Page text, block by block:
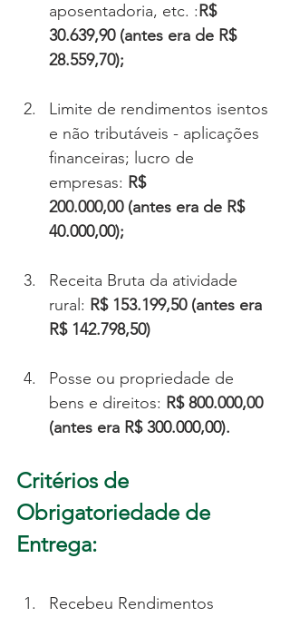
aposentadoria, etc. :R$
30.639,90 (antes era de R$
28.559,70);
Limite de rendimentos isentos
e não tributáveis - aplicações
financeiras; lucro de
empresas: R$
200.000,00 (antes era de R$
40.000,00);
Receita Bruta da atividade
rural: R$ 153.199,50 (antes era
R$ 142.798,50)
Posse ou propriedade de
bens e direitos: R$ 800.000,00
(antes era R$ 300.000,00).
Critérios de
Obrigatoriedade de
Entrega:
Recebeu Rendimentos